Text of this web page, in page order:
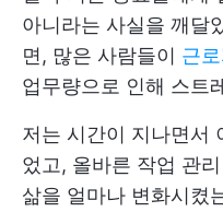
아니라는 사실을 깨달
면, 많은 사람들이 근
업무량으로 인해 스트
저는 시간이 지나면서
었고, 올바른 작업 관
삶을 얼마나 변화시켰